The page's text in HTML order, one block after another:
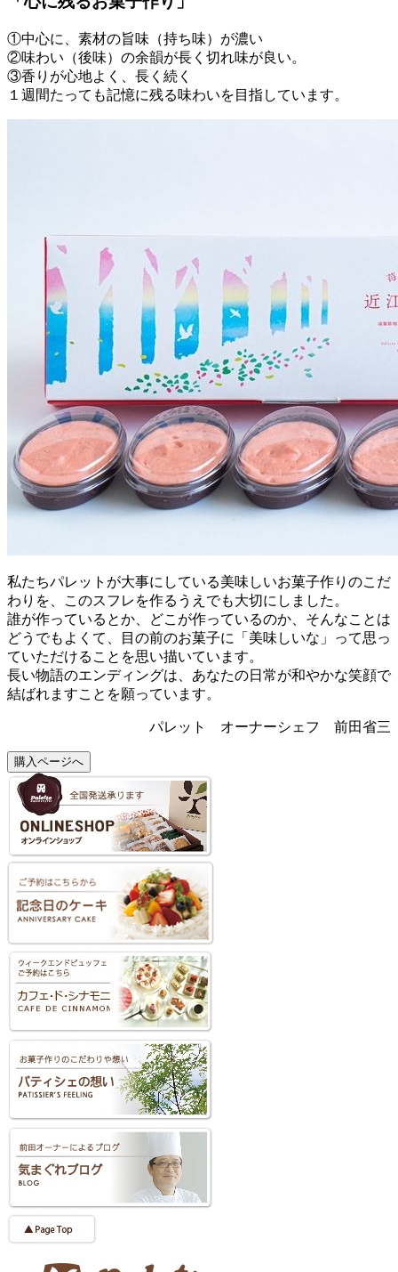
①中心に、素材の旨味（持ち味）が濃い
②味わい（後味）の余韻が長く切れ味が良い。
③香りが心地よく、長く続く
１週間たっても記憶に残る味わいを目指しています。
私たちパレットが大事にしている美味しいお菓子作りのこだ
わりを、このスフレを作るうえでも大切にしました。
誰が作っているとか、どこが作っているのか、そんなことは
どうでもよくて、目の前のお菓子に「美味しいな」って思っ
ていただけることを思い描いています。
長い物語のエンディングは、あなたの日常が和やかな笑顔で
結ばれますことを願っています。
パレット オーナーシェフ 前田省三
購入ページへ